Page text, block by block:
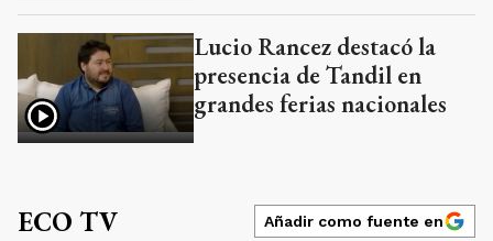
Lucio Rancez destacó la
presencia de Tandil en
grandes ferias nacionales
ECO TV Añadir como fuente en